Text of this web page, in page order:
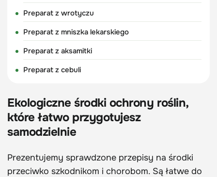
Preparat z wrotyczu
Preparat z mniszka lekarskiego
Preparat z aksamitki
Preparat z cebuli
Ekologiczne środki ochrony roślin,
które łatwo przygotujesz
samodzielnie
Prezentujemy sprawdzone przepisy na środki
przeciwko szkodnikom i chorobom. Są łatwe do